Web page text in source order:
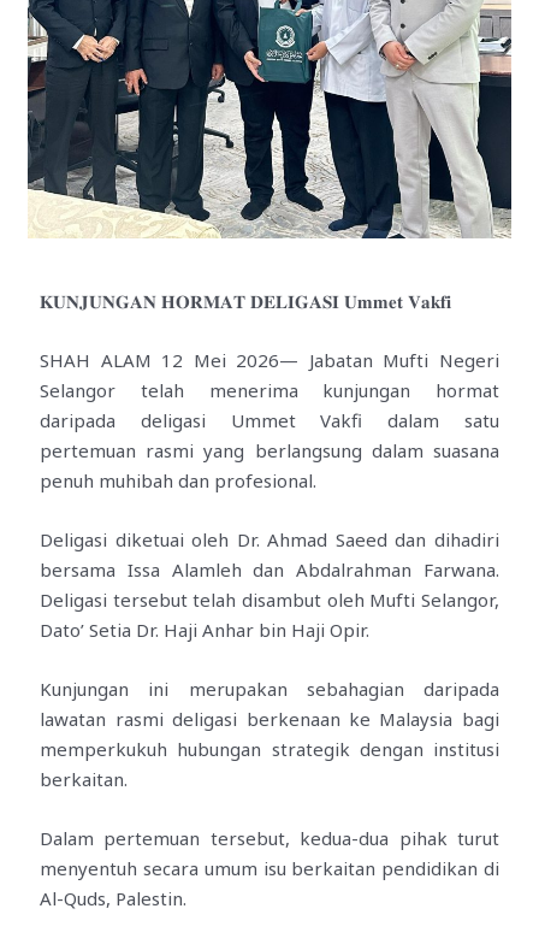
𝐊𝐔𝐍𝐉𝐔𝐍𝐆𝐀𝐍 𝐇𝐎𝐑𝐌𝐀𝐓 𝐃𝐄𝐋𝐈𝐆𝐀𝐒𝐈 𝐔𝐦𝐦𝐞𝐭 𝐕𝐚𝐤𝐟𝐢
SHAH ALAM 12 Mei 2026— Jabatan Mufti Negeri
Selangor telah menerima kunjungan hormat
daripada deligasi Ummet Vakfi dalam satu
pertemuan rasmi yang berlangsung dalam suasana
penuh muhibah dan profesional.
Deligasi diketuai oleh Dr. Ahmad Saeed dan dihadiri
bersama Issa Alamleh dan Abdalrahman Farwana.
Deligasi tersebut telah disambut oleh Mufti Selangor,
Dato’ Setia Dr. Haji Anhar bin Haji Opir.
Kunjungan ini merupakan sebahagian daripada
lawatan rasmi deligasi berkenaan ke Malaysia bagi
memperkukuh hubungan strategik dengan institusi
berkaitan.
Dalam pertemuan tersebut, kedua-dua pihak turut
menyentuh secara umum isu berkaitan pendidikan di
Al-Quds, Palestin.